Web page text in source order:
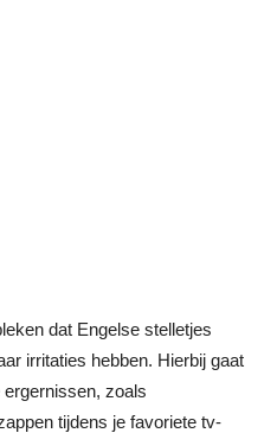
dat Engelse stelletjes
irritaties hebben. Hierbij gaat
zoals
tijdens je favoriete tv-